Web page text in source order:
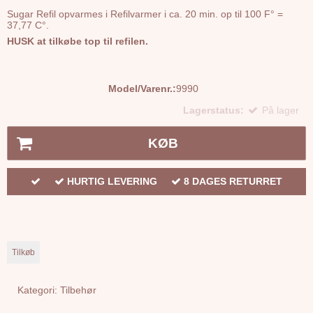
Sugar Refil opvarmes i Refilvarmer i ca. 20 min. op til 100 F° =
37,77 C°.
HUSK at tilkøbe top til refilen.
Model/Varenr.:9990
Lagerstatus:
På lager
KØB
HURTIG LEVERING 8 DAGES RETURRET
Tilkøb
Kategori: Tilbehør